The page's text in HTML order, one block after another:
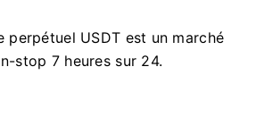
perpétuel USDT est un marché
stop 7 heures sur 24.